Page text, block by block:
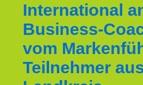
International
Business-
vom
Teilnehmer